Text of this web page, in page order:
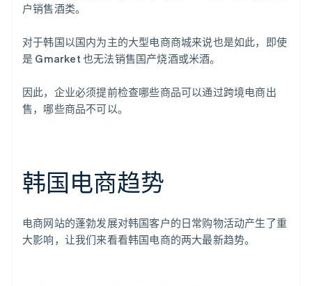
户销售酒类。
对于韩国以国内为主的大型电商商城来说也是如此，即使
是 Gmarket 也无法销售国产烧酒或米酒。
因此，企业必须提前检查哪些商品可以通过跨境电商出
售，哪些商品不可以。
韩国电商趋势
电商网站的蓬勃发展对韩国客户的日常购物活动产生了重
大影响，让我们来看看韩国电商的两大最新趋势。